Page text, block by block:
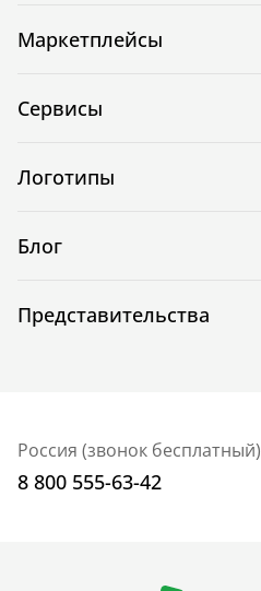
Маркетплейсы
Сервисы
Логотипы
Блог
Представительства
Россия (звонок бесплатный)
8 800 555-63-42